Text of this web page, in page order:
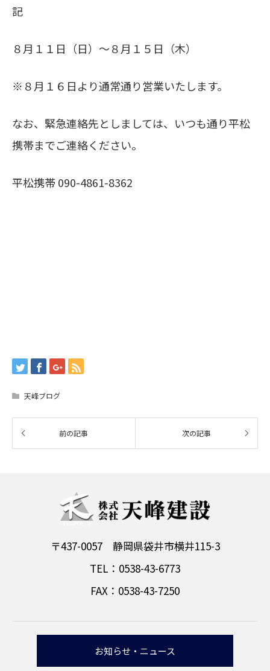
記
８月１１日（日）～８月１５日（木）
※８月１６日より通常通り営業いたします。
なお、緊急連絡先としましては、いつも通り平松
携帯までご連絡ください。
平松携帯 090-4861-8362
天峰ブログ
〒437-0057 静岡県袋井市横井115-3
TEL：0538-43-6773
FAX：0538-43-7250
お知らせ・ニュース